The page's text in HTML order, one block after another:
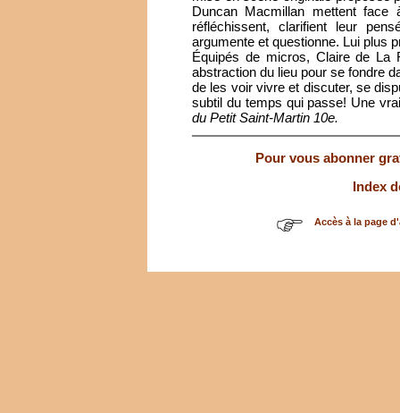
Duncan Macmillan mettent
réfléchissent, clarifient leur
argumente et questionne. Lui plus
Équipés de micros, Claire de La
abstraction du lieu pour se fondre
de les voir vivre et discuter, se
subtil du temps qui passe! Une
du Petit Saint-Martin 10e.
Pour vous abonner
Index
Accès à la page